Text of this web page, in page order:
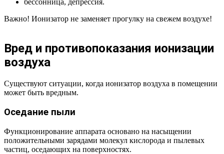
бессонница, депрессия.
Важно! Ионизатор не заменяет прогулку на свежем воздухе!
Вред и противопоказания ионизации
воздуха
Существуют ситуации, когда ионизатор воздуха в помещении
может быть вредным.
Оседание пыли
Функционирование аппарата основано на насыщении
положительными зарядами молекул кислорода и пылевых
частиц, оседающих на поверхностях.